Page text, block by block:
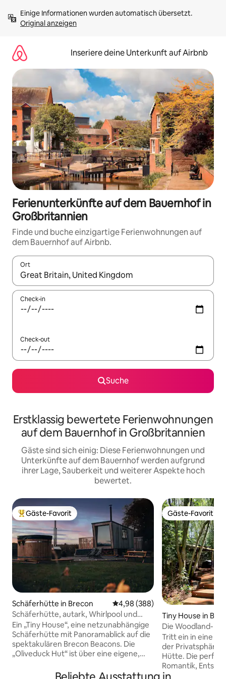
Inhalten
springenOriginal anzeigen
Inseriere deine Unterkunft auf Airbnb
Ferienunterkünfte auf dem Bauernhof in
Großbritannien
Finde und buche einzigartige Ferienwohnungen auf
dem Bauernhof auf Airbnb.
Ort
Wenn Ergebnisse verfügbar sind, navigiere mit den
Check-in
Check-out
Suche
Erstklassig bewertete Ferienwohnungen
auf dem Bauernhof in Großbritannien
Gäste sind sich einig: Diese Ferienwohnungen und
Unterkünfte auf dem Bauernhof werden aufgrund
ihrer Lage, Sauberkeit und weiterer Aspekte hoch
bewertet.
Beliebter Gäste-Favorit.
Gäste-Favorit
Schäferhütte in Brecon Durchschnittliche Bewertung:
4,98 (388)
Schäferhütte, autark, Whirlpool und
Leuchtturm-Panorama
Ein „Tiny House“, eine netzunabhängige
Schäferhütte mit Panoramablick auf die
spektakulären Brecon Beacons. Die
„Oliveduck Hut“ ist über eine eigene,
befindet sich auf einem privaten
Gäste-Favorit
Gäste-Favorit
Tiny House in
hire
Die Woodland-
Whirlpool-Spa
Tritt ein in eine
der Privatsphäre
Hütte. Die
Romantik,
Hauch von Luxus. Entspanne dich unter